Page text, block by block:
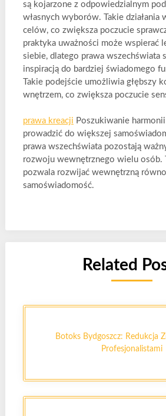
są kojarzone z odpowiedzialnym
własnych wyborów. Takie działania
celów, co zwiększa poczucie
praktyka uważności może wspierać
siebie, dlatego prawa wszechświata
inspiracją do bardziej świadomego
Takie podejście umożliwia głębszy
wnętrzem, co zwiększa poczucie
prawa kreacji Poszukiwanie
prowadzić do większej
prawa wszechświata pozostają
rozwoju wewnętrznego wielu osób.
pozwala rozwijać wewnętrzną
samoświadomość.
Related
Botoks Bydgoszcz: Redukcja
Profesjonalistami